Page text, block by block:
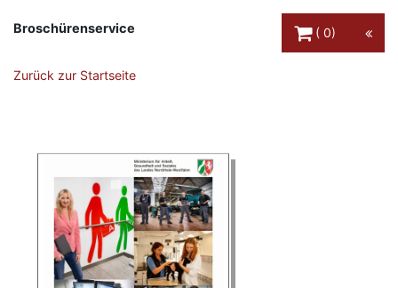
Broschürenservice
0
Zurück zur Startseite